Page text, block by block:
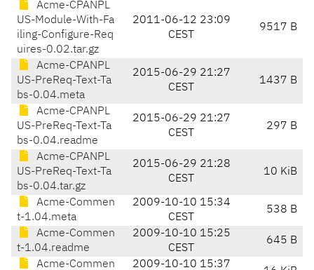
Acme-CPANPL
US-Module-With-Fa
iling-Configure-Req
uires-0.02.tar.gz
2011-06-12 23:09
CEST
9517 B
Acme-CPANPL
US-PreReq-Text-Ta
bs-0.04.meta
2015-06-29 21:27
CEST
1437 B
Acme-CPANPL
US-PreReq-Text-Ta
bs-0.04.readme
2015-06-29 21:27
CEST
297 B
Acme-CPANPL
US-PreReq-Text-Ta
bs-0.04.tar.gz
2015-06-29 21:28
CEST
10 KiB
Acme-Commen
t-1.04.meta
2009-10-10 15:34
CEST
538 B
Acme-Commen
t-1.04.readme
2009-10-10 15:25
CEST
645 B
Acme-Commen 2009-10-10 15:37